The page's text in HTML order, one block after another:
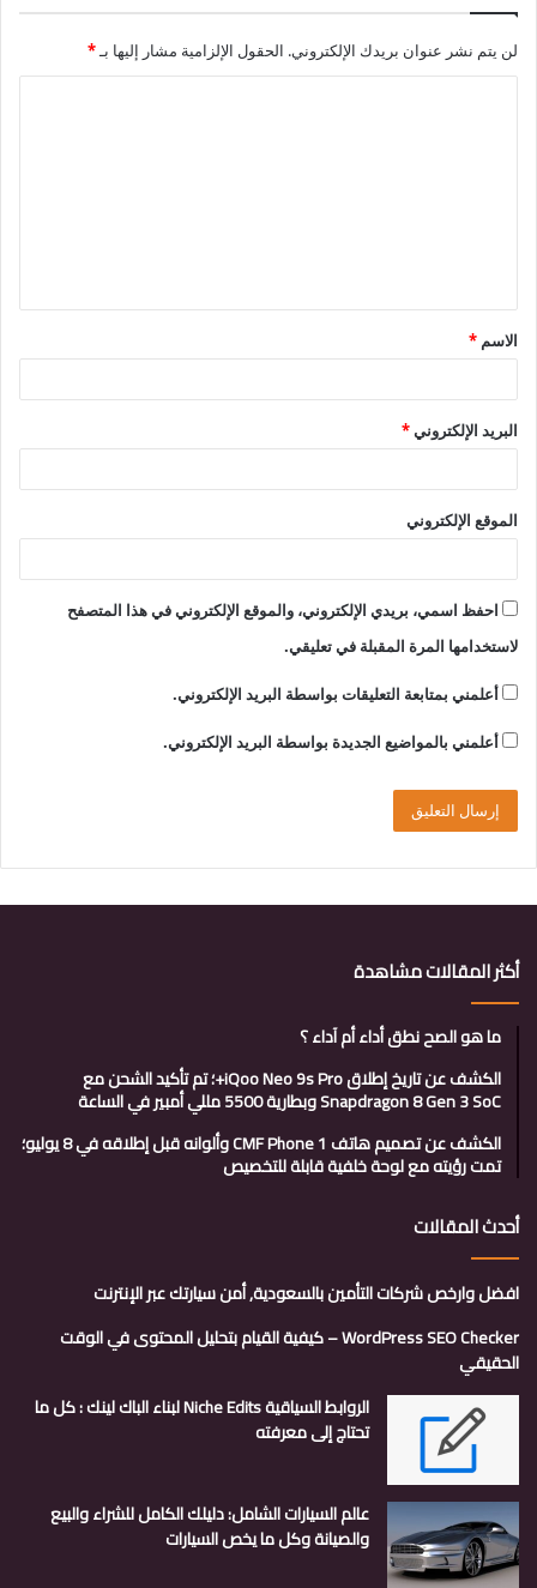
لن يتم نشر عنوان بريدك الإلكتروني. الحقول الإلزامية مشار إليها بـ*
ق
*
الاسم *
البريد الإلكتروني*
الموقع الإلكتروني
احفظ اسمي، بريدي الإلكتروني، والموقع الإلكتروني في هذا المتصفح
لاستخدامها المرة المقبلة في تعليقي.
أعلمني بمتابعة التعليقات بواسطة البريد الإلكتروني.
أعلمني بالمواضيع الجديدة بواسطة البريد الإلكتروني.
أكثر المقالات مشاهدة
ما هو الصح نطق أداء أم آداء ؟
الكشف عن تاريخ إطلاق iQoo Neo 9s Pro+؛ تم تأكيد الشحن مع
Snapdragon 8 Gen 3 SoC وبطارية 5500 مللي أمبير في الساعة
الكشف عن تصميم هاتف CMF Phone 1 وألوانه قبل إطلاقه في 8 يوليو؛
تمت رؤيته مع لوحة خلفية قابلة للتخصيص
أحدث المقالات
افضل وارخص شركات التأمين بالسعودية, أمن سيارتك عبر الإنترنت
WordPress SEO Checker – كيفية القيام بتحليل المحتوى في الوقت
الحقيقي
الروابط السياقية Niche Edits لبناء الباك لينك : كل ما
تحتاج إلى معرفته
عالم السيارات الشامل: دليلك الكامل للشراء والبيع
والصيانة وكل ما يخص السيارات